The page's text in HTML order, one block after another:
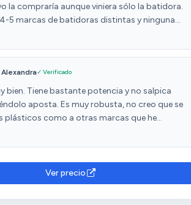
la compraría aunque viniera sólo la batidora.
5 marcas de batidoras distintas y ninguna
como esta, sobre todo para hacer cremas
marcas siempre queda alguna cosa. Es una
cada euro de su precio sin duda.
Alexandra✓ Verificado
bien. Tiene bastante potencia y no salpica
aposta. Es muy robusta, no creo que se
plásticos como a otras marcas que he
Ver precio